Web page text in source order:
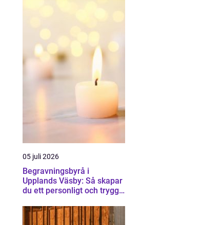
05 juli 2026
Begravningsbyrå i
Upplands Väsby: Så skapar
du ett personligt och tryggt